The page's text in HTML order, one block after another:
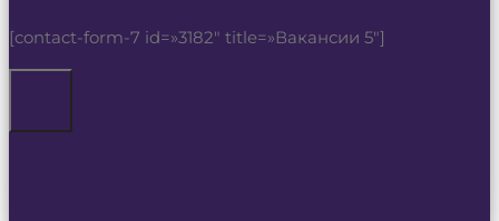
[contact-form-7 id=»3182″ title=»Вакансии 5″]